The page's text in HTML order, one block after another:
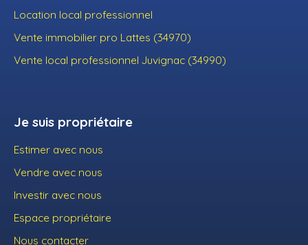
Location local professionnel
Vente immobilier pro Lattes (34970)
Vente local professionnel Juvignac (34990)
Je suis propriétaire
Estimer avec nous
Vendre avec nous
Investir avec nous
Espace propriétaire
Nous contacter